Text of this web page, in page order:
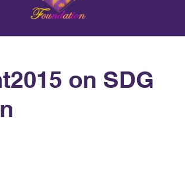
on SDG